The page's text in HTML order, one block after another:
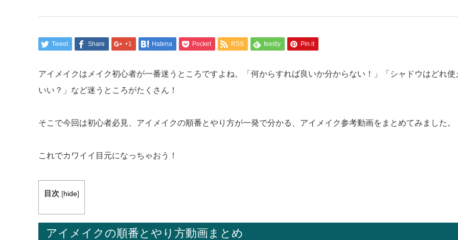
Tweet Share +1 Hatena Pocket RSS feedly Pin it
アイメイクはメイク初心者が一番迷うところですよね。「何からすれば良いか分からない！」「シャドウはどれ使
いい？」など迷うところがたくさん！
そこで今回は初心者必見、アイメイクの順番とやり方が一発で分かる、アイメイク参考動画をまとめてみました。
これでカワイイ目元になっちゃおう！
目次 [hide]
アイメイクの順番とやり方動画まとめ